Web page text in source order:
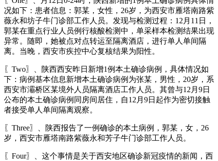
况如下：患者信息：郭某，女性，26岁，为西安市雁塔南路紫
薇永和坊子牛门诊部工作人员。发现与检测过程：12月11日，
郭某在重点行业人员例行核酸检测中，单采样本检测结果出现
异常。随即，她被点对点转运至隔离酒店，进行单人单间隔
离。当晚，西安市疾控中心复核结果为阳性。
〖Two〗、陕西西安昨日新增1例本土确诊病例，具体情况如
下：病例基本信息新增本土确诊病例为张某，男性，20岁，系
西安市灞桥区某境外人员隔离酒店工作人员。其曾与12月9日
公布的本土确诊病例同房间居住，自12月9日起作为密切接触
者接受单人单间隔离观察。
〖Three〗、陕西报告了一例确诊的本土病例，郭某，女，26
岁，西安市雁塔南路紫薇永和芳子牛门诊部工作人员。
〖Four〗、这个事情是关于西安地区确诊新冠疫情的新闻，西